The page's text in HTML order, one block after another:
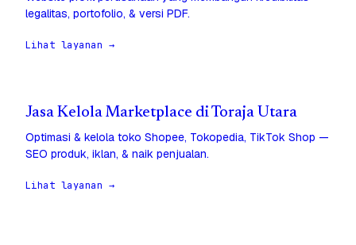
legalitas, portofolio, & versi PDF.
Lihat layanan →
Jasa Kelola Marketplace di Toraja Utara
Optimasi & kelola toko Shopee, Tokopedia, TikTok Shop —
SEO produk, iklan, & naik penjualan.
Lihat layanan →